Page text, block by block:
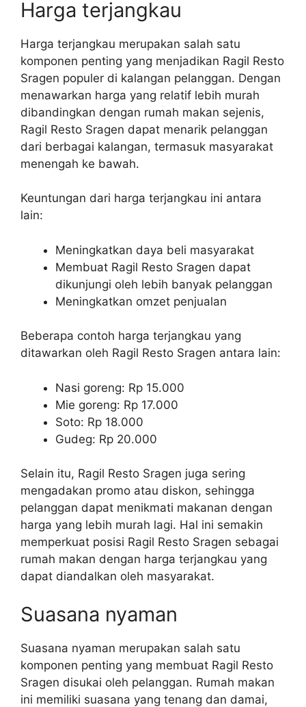
Harga terjangkau
Harga terjangkau merupakan salah satu
komponen penting yang menjadikan Ragil Resto
Sragen populer di kalangan pelanggan. Dengan
menawarkan harga yang relatif lebih murah
dibandingkan dengan rumah makan sejenis,
Ragil Resto Sragen dapat menarik pelanggan
dari berbagai kalangan, termasuk masyarakat
menengah ke bawah.
Keuntungan dari harga terjangkau ini antara
lain:
Meningkatkan daya beli masyarakat
Membuat Ragil Resto Sragen dapat
dikunjungi oleh lebih banyak pelanggan
Meningkatkan omzet penjualan
Beberapa contoh harga terjangkau yang
ditawarkan oleh Ragil Resto Sragen antara lain:
Nasi goreng: Rp 15.000
Mie goreng: Rp 17.000
Soto: Rp 18.000
Gudeg: Rp 20.000
Selain itu, Ragil Resto Sragen juga sering
mengadakan promo atau diskon, sehingga
pelanggan dapat menikmati makanan dengan
harga yang lebih murah lagi. Hal ini semakin
memperkuat posisi Ragil Resto Sragen sebagai
rumah makan dengan harga terjangkau yang
dapat diandalkan oleh masyarakat.
Suasana nyaman
Suasana nyaman merupakan salah satu
komponen penting yang membuat Ragil Resto
Sragen disukai oleh pelanggan. Rumah makan
ini memiliki suasana yang tenang dan damai,